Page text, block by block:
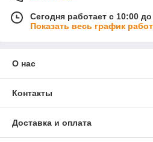
Сегодня работает с 10:00
Показать весь график
О нас
Контакты
Доставка и оплата